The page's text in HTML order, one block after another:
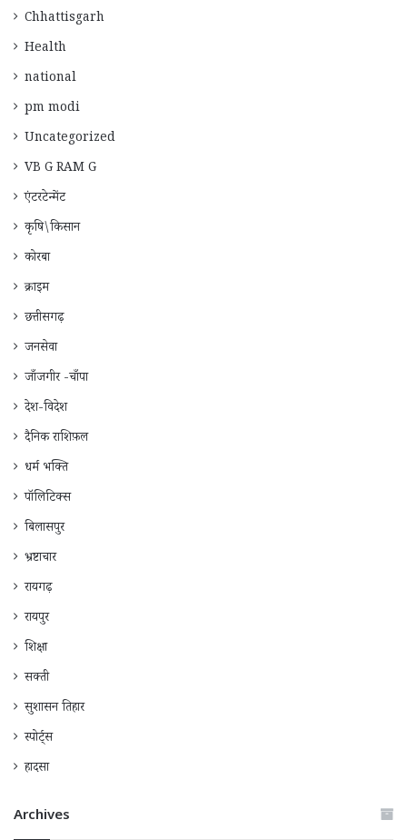
Chhattisgarh
Health
national
pm modi
Uncategorized
VB G RAM G
एंटरटेन्मेंट
कृषि\किसान
कोरबा
क्राइम
छत्तीसगढ़
जनसेवा
जाँजगीर -चाँपा
देश-विदेश
दैनिक राशिफ़ल
धर्म भक्ति
पॉलिटिक्स
बिलासपुर
भ्रष्टाचार
रायगढ़
रायपुर
शिक्षा
सक्ती
सुशासन तिहार
स्पोर्ट्स
हादसा
Archives